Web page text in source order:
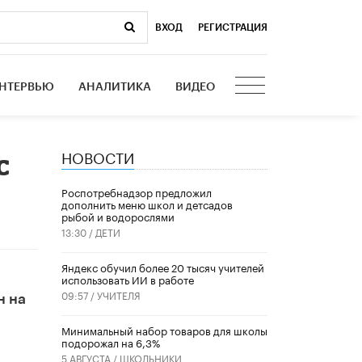
ВХОД РЕГИСТРАЦИЯ
АНАЛИТИКА ВИДЕО
на
НОВОСТИ
Роспотребнадзор предложил
дополнить меню школ и детсадов
рыбой и водорослями
13:30 / ДЕТИ
​Яндекс обучил более 20 тысяч учителей
использовать ИИ в работе
09:57 /УЧИТЕЛЯ
Минимальный набор товаров для школы
подорожал на 6,3%
5 АВГУСТА / ШКОЛЬНИКИ